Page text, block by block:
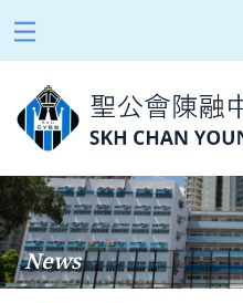
News